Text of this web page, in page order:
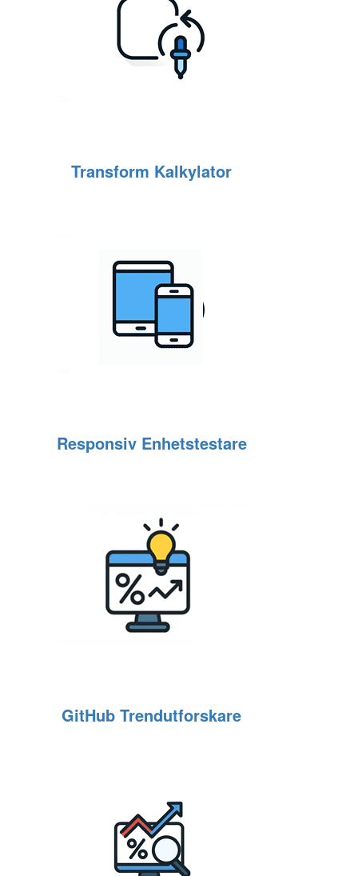
Transform Kalkylator
Responsiv Enhetstestare
GitHub Trendutforskare